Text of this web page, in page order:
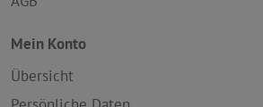
Mein Konto
Übersicht